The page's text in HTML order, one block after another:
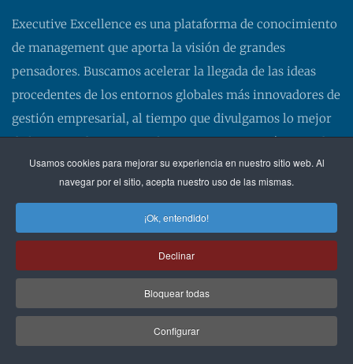
Usamos cookies para mejorar su experiencia en nuestro sitio web. Al
navegar por el sitio, acepta nuestro uso de las mismas.
¡Ok, entendido!
Declinar
Bloquear todas
Configurar
Executive Excellence es una plataforma de conocimiento
de management que aporta la visión de grandes
pensadores. Buscamos acelerar la llegada de las ideas
procedentes de los entornos globales más innovadores de
gestión empresarial, al tiempo que divulgamos lo mejor
de los pensadores españoles. Nuestra aspiración es poder
aportarles lo último en management.
Contactar:info@eexcellence.es
REDES SOCIALES